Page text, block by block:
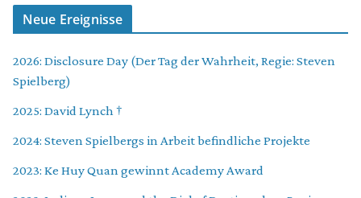
Neue Ereignisse
2026: Disclosure Day (Der Tag der Wahrheit, Regie: Steven
Spielberg)
2025: David Lynch †
2024: Steven Spielbergs in Arbeit befindliche Projekte
2023: Ke Huy Quan gewinnt Academy Award